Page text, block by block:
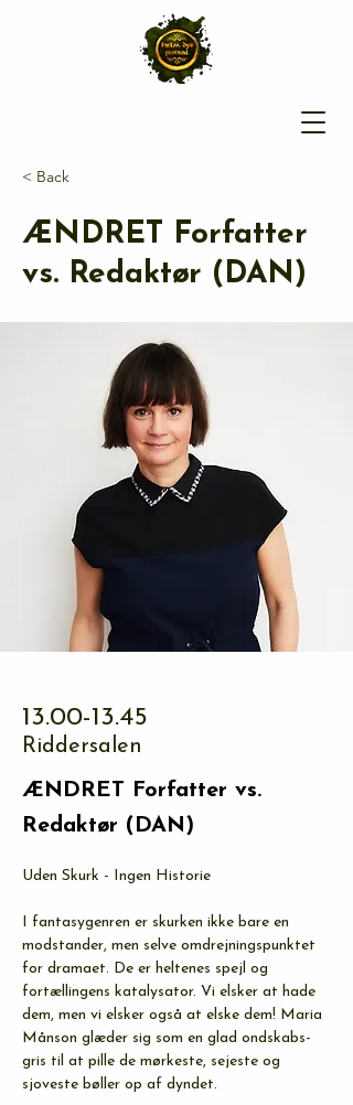
< Back
ÆNDRET Forfatter
vs. Redaktør (DAN)
13.00-13.45
Riddersalen
ÆNDRET Forfatter vs.
Redaktør (DAN)
Uden Skurk - Ingen Historie
I fantasygenren er skurken ikke bare en
modstander, men selve omdrejningspunktet
for dramaet. De er heltenes spejl og
fortællingens katalysator. Vi elsker at hade
dem, men vi elsker også at elske dem! Maria
Månson glæder sig som en glad ondskabs-
gris til at pille de mørkeste, sejeste og
sjoveste bøller op af dyndet.